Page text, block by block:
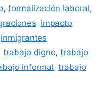
, formalización laboral,
, impacto
inmigrantes
, trabajo digno, trabajo
informal, trabajo